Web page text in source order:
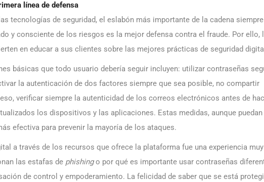
línea de defensa
tecnologías de seguridad, el eslabón más importante de la cadena
y consciente de los riesgos es la mejor defensa contra el fraude. Por ello,
en educar a sus clientes sobre las mejores prácticas de seguridad
básicas que todo usuario debería seguir incluyen: utilizar contraseñas
la autenticación de dos factores siempre que sea posible, no compartir
verificar siempre la autenticidad de los correos electrónicos antes de
los dispositivos y las aplicaciones. Estas medidas, aunque puedan
efectiva para prevenir la mayoría de los ataques.
a través de los recursos que ofrece la plataforma fue una experiencia muy
las estafas de phishingo por qué es importante usar contraseñas
de control y empoderamiento. La felicidad de saber que se está